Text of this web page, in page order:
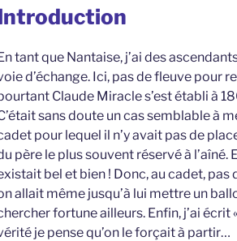
tant que Nantaise, j’ai des
d’échange. Ici, pas de fleuve pour
Claude Miracle s’est établi à
sans doute un cas semblable à
pour lequel il n’y avait pas de
père le plus souvent réservé à l’aîné.
bel et bien ! Donc, au cadet,
allait même jusqu’à lui mettre un
fortune ailleurs. Enfin, j’ai écrit
je pense qu’on le forçait à partir…